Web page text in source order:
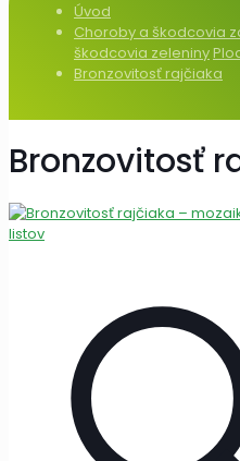
Úvod
Choroby a škodcovia
škodcovia zeleniny
Bronzovitosť rajčiaka
Bronzovitosť